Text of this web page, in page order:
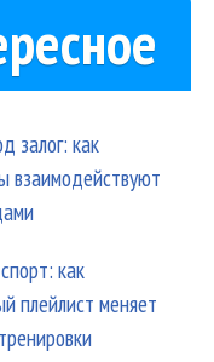
залог: как
взаимодействуют
как
плейлист меняет